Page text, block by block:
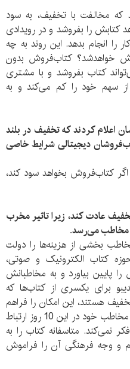
که مخالفت با تخفیف، به سود
را بفروشد و در رویدادی
را انجام بدهد. این روند به چه
خواهدشد؟ کتاب‌فروش بدون
کتاب بفروشد و با مشتری
از سهم خود را کم می‌کند و به
اعلام کردند که تخفیف در بلند
دیجیتالی شرایط خاصی
کتاب‌فروش بخواهد سود کند،
عادت کند، زیرا تاثیر مخرب
مخاطب می‌رسد.
بخشی از هزینه‌ها را دولت
کتاب الکترونیک و صوتی،
پایین بیاورد و به مخاطبانش
برای یکسری از کتاب‌ها که
هستند، این امکان را فراهم
کردیم. ناشر و فروشنده می‌خواهد با مخاطب خود در این 10 روز ارتباط
نمی‌کند. متاسفانه کتاب را به
و وجه فرهنگی آن را فراموش